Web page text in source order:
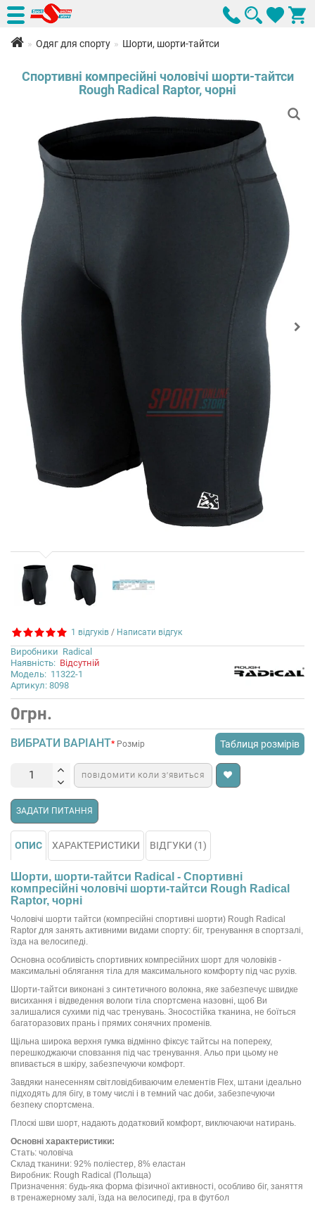
Одяг для спорту Шорти, шорти-тайтси
Спортивні компресійні чоловічі шорти-тайтси
Rough Radical Raptor, чорні
1 відгуків / Написати відгук
Виробники Radical
Наявність: Відсутній
Модель: 11322-1
Артикул: 8098
0грн.
ВИБРАТИ ВАРІАНТ Таблиця розмірів
Розмір
ПОВІДОМИТИ КОЛИ З’ЯВИТЬСЯ
ЗАДАТИ ПИТАННЯ
ОПИС ХАРАКТЕРИСТИКИ ВІДГУКИ (1)
Шорти, шорти-тайтси Radical - Спортивні
компресійні чоловічі шорти-тайтси Rough Radical
Raptor, чорні
Чоловічі шорти тайтси (компресійні спортивні шорти) Rough Radical
Raptor для занять активними видами спорту: біг, тренування в спортзалі,
їзда на велосипеді.
Основна особливість спортивних компресійних шорт для чоловіків -
максимальні облягання тіла для максимального комфорту під час рухів.
Шорти-тайтси виконані з синтетичного волокна, яке забезпечує швидке
висихання і відведення вологи тіла спортсмена назовні, щоб Ви
залишалися сухими під час тренувань. Зносостійка тканина, не боїться
багаторазових прань і прямих сонячних променів.
Щільна широка верхня гумка відмінно фіксує тайтсы на попереку,
перешкоджаючи сповзання під час тренування. Альо при цьому не
впивається в шкіру, забезпечуючи комфорт.
Завдяки нанесенням світловідбиваючим елементів Flex, штани ідеально
підходять для бігу, в тому числі і в темний час доби, забезпечуючи
безпеку спортсмена.
Плоскі шви шорт, надають додатковий комфорт, виключаючи натирань.
Основні характеристики:
Стать: чоловіча
Склад тканини: 92% поліестер, 8% еластан
Виробник: Rough Radical (Польща)
Призначення: будь-яка форма фізичної активності, особливо біг, заняття
в тренажерному залі, їзда на велосипеді, гра в футбол